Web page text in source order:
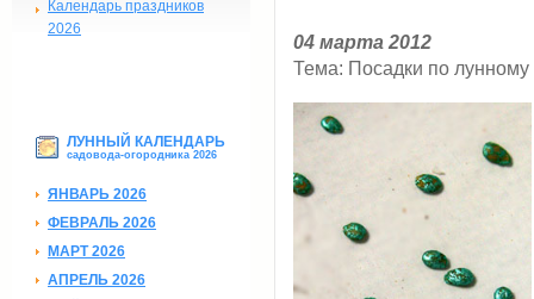
Календарь праздников
2026
ЛУННЫЙ КАЛЕНДАРЬ
садовода-огородника 2026
ЯНВАРЬ 2026
ФЕВРАЛЬ 2026
МАРТ 2026
АПРЕЛЬ 2026
04 марта 2012
Тема: Посадки по